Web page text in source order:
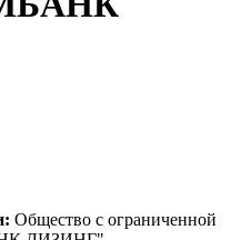
Общество с ограниченной